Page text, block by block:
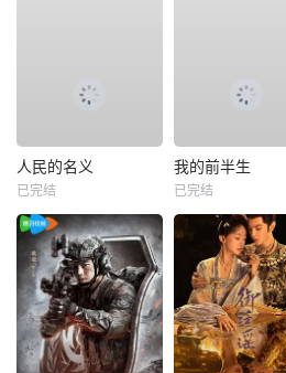
人民的名义
已完结
我的前半生
已完结